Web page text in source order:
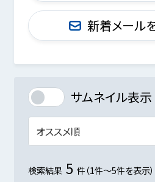
新着メール
サムネイル表示
検索結果 5 件（1件～5件を表示）